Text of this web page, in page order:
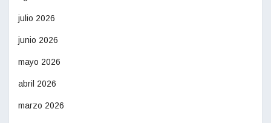
julio 2026
junio 2026
mayo 2026
abril 2026
marzo 2026